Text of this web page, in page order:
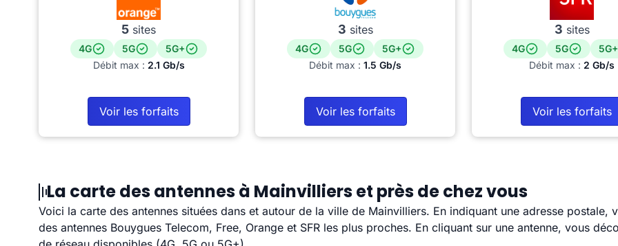
5 sites
4G 5G
5G+
Débit max : 2.1 Gb/s
Voir les forfaits
3 sites
4G 5G
5G+
Débit max : 1.5 Gb/s
Voir les forfaits
3 sites
4G 5G
5G+
Débit max : 2 Gb/s
Voir les forfaits
La carte des antennes à Mainvilliers et près de chez vous
Voici la carte des antennes situées dans et autour de la ville de Mainvilliers. En indiquant une adresse
des antennes Bouygues Telecom, Free, Orange et SFR les plus proches. En cliquant sur une antenne, vous